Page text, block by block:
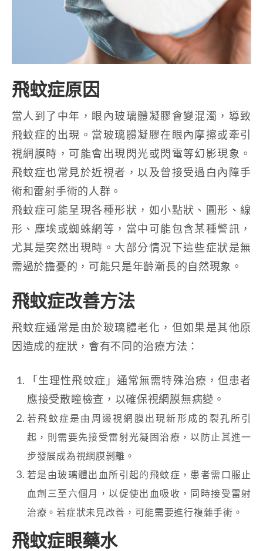
飛蚊症原因
當人到了中年，眼內玻璃體凝膠會變混濁，導致
飛蚊症的出現。當玻璃體凝膠在眼內摩擦或牽引
視網膜時，可能會出現閃光或閃電等幻影現象。
飛蚊症也常見於近視者，以及曾接受過白內障手
術和雷射手術的人群。
飛蚊症可能呈現各種形狀，如小點狀、圓形、線
形、塵埃或蜘蛛網等，當中可能包含某種警訊，
尤其是突然出現時。大部分情況下這些症狀是無
需過於擔憂的，可能只是年齡漸長的自然現象。
飛蚊症改善方法
飛蚊症通常是由於玻璃體老化，但如果是其他原
因造成的症狀，會有不同的治療方法：
「生理性飛蚊症」通常無需特殊治療，但患者
應接受散瞳檢查，以確保視網膜無病變。
若飛蚊症是由周邊視網膜出現新形成的裂孔所引
起，則需要先接受雷射光凝固治療，以防止其進一
步發展成為視網膜剝離。
若是由玻璃體出血所引起的飛蚊症，患者需口服止
血劑三至六個月，以促使出血吸收，同時接受雷射
治療。若症狀未見改善，可能需要進行複雜手術。
飛蚊症眼藥水